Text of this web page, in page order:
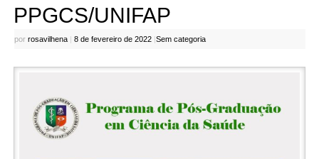
PPGCS/UNIFAP
por rosavilhena | 8 de fevereiro de 2022 |Sem categoria